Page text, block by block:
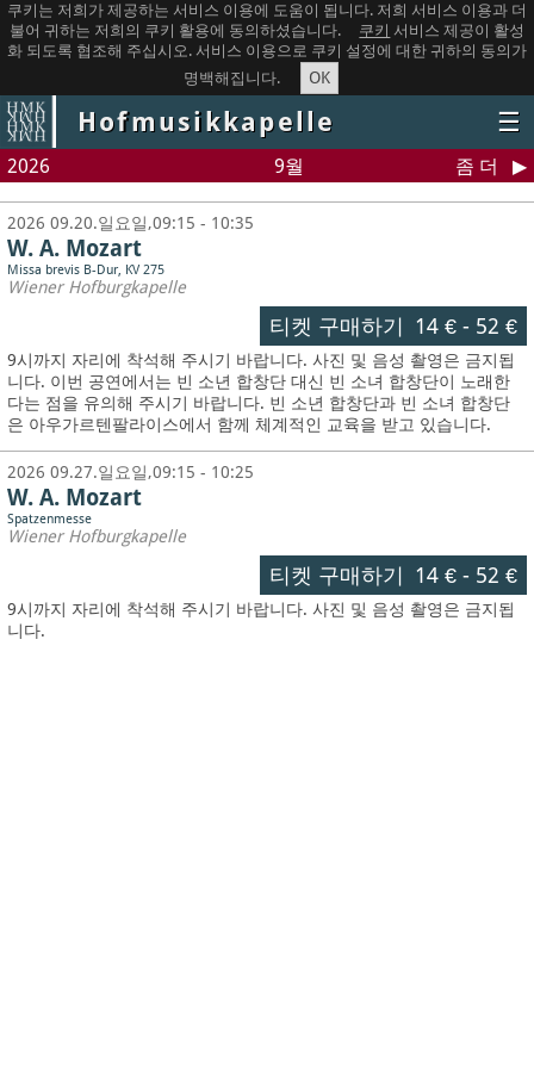
쿠키는 저희가 제공하는 서비스 이용에 도움이 됩니다. 저희 서비스 이용과 더
불어 귀하는 저희의 쿠키 활용에 동의하셨습니다.
쿠키 서비스 제공이 활성
화 되도록 협조해 주십시오. 서비스 이용으로 쿠키 설정에 대한 귀하의 동의가
명백해집니다.
OK
Hofmusikkapelle ☰
2026 9월 좀 더
2026 09.20.일요일,09:15 - 10:35
W. A. Mozart
Missa brevis B-Dur, KV 275
Wiener Hofburgkapelle
티켓 구매하기 14 €- 52 €
9시까지 자리에 착석해 주시기 바랍니다. 사진 및 음성 촬영은 금지됩
니다. 이번 공연에서는 빈 소년 합창단 대신 빈 소녀 합창단이 노래한
다는 점을 유의해 주시기 바랍니다. 빈 소년 합창단과 빈 소녀 합창단
은 아우가르텐팔라이스에서 함께 체계적인 교육을 받고 있습니다.
2026 09.27.일요일,09:15 - 10:25
W. A. Mozart
Spatzenmesse
Wiener Hofburgkapelle
티켓 구매하기 14 €- 52 €
9시까지 자리에 착석해 주시기 바랍니다. 사진 및 음성 촬영은 금지됩
니다.